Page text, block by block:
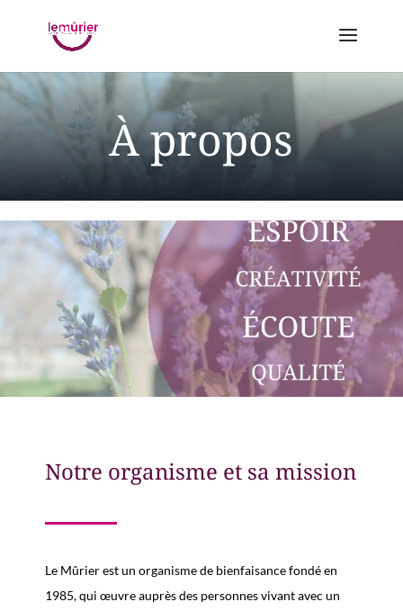
À propos
Notre organisme et sa mission
Le Mûrier est un organisme de bienfaisancefondé en
1985,qui œuvre auprès des personnes vivant avec un